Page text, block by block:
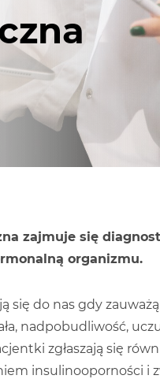
zajmuje się
organizmu.
się do nas gdy
nadpobudliwość,
zgłaszają się
insulinooporności i